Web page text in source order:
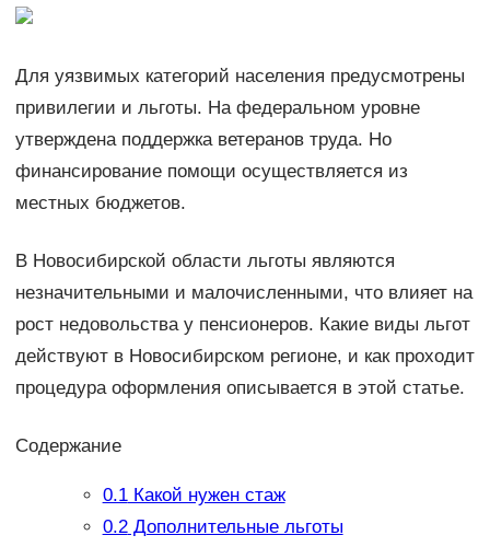
Для уязвимых категорий населения предусмотрены
привилегии и льготы. На федеральном уровне
утверждена поддержка ветеранов труда. Но
финансирование помощи осуществляется из
местных бюджетов.
В Новосибирской области льготы являются
незначительными и малочисленными, что влияет на
рост недовольства у пенсионеров. Какие виды льгот
действуют в Новосибирском регионе, и как проходит
процедура оформления описывается в этой статье.
Содержание
0.1Какой нужен стаж
0.2Дополнительные льготы